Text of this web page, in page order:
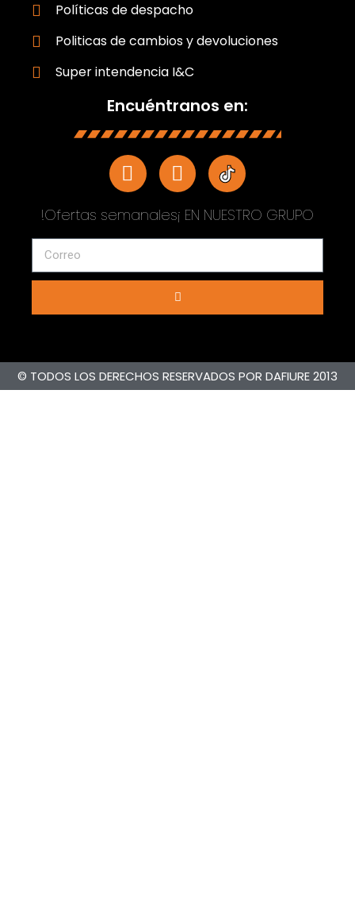
Políticas de despacho
Politicas de cambios y devoluciones
Super intendencia I&C
Encuéntranos en:
!Ofertas semanales¡ EN NUESTRO GRUPO
© TODOS LOS DERECHOS RESERVADOS POR DAFIURE 2013